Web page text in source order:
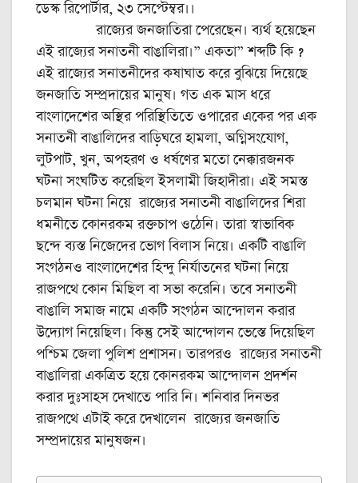
ডেস্ক রিপোর্টার, ২৩ সেপ্টেম্বর।।
রাজ্যের জনজাতিরা পেরেছেন। ব্যর্থ হয়েছেন
এই রাজ্যের সনাতনী বাঙালিরা।” একতা” শব্দটি কি ?
এই রাজ্যের সনাতনীদের কষাঘাত করে বুঝিয়ে দিয়েছে
জনজাতি সম্প্রদায়ের মানুষ। গত এক মাস ধরে
বাংলাদেশের অস্থির পরিস্থিতিতে ওপারের একের পর এক
সনাতনী বাঙালিদের বাড়িঘরে হামলা, অগ্নিসংযোগ,
লুটপাট, খুন, অপহরণ ও ধর্ষণের মতো নেক্কারজনক
ঘটনা সংঘটিত করেছিল ইসলামী জিহাদীরা। এই সমস্ত
চলমান ঘটনা নিয়ে রাজ্যের সনাতনী বাঙালিদের শিরা
ধমনীতে কোনরকম রক্তচাপ ওঠেনি। তারা স্বাভাবিক
ছন্দে ব্যস্ত নিজেদের ভোগ বিলাস নিয়ে। একটি বাঙালি
সংগঠনও বাংলাদেশের হিন্দু নির্যাতনের ঘটনা নিয়ে
রাজপথে কোন মিছিল বা সভা করেনি। তবে সনাতনী
বাঙালি সমাজ নামে একটি সংগঠন আন্দোলন করার
উদ্যোগ নিয়েছিল। কিন্তু সেই আন্দোলন ভেস্তে দিয়েছিল
পশ্চিম জেলা পুলিশ প্রশাসন। তারপরও রাজ্যের সনাতনী
বাঙালিরা একত্রিত হয়ে কোনরকম আন্দোলন প্রদর্শন
করার দুঃসাহস দেখাতে পারি নি। শনিবার দিনভর
রাজপথে এটাই করে দেখালেন রাজ্যের জনজাতি
সম্প্রদায়ের মানুষজন।